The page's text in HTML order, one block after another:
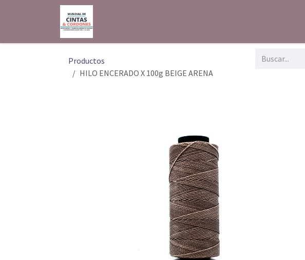
Productos
HILO ENCERADO X 100g BEIGE ARENA